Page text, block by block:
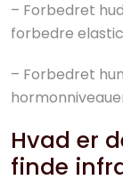
– Forbedret
forbedre
– Forbedret
Hvad er
finde